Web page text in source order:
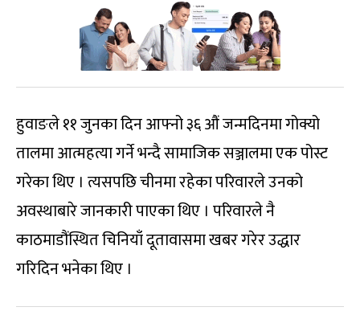
हुवाङले ११ जुनका दिन आफ्नो ३६ औं जन्मदिनमा गोक्यो
तालमा आत्महत्या गर्ने भन्दै सामाजिक सञ्जालमा एक पोस्ट
गरेका थिए । त्यसपछि चीनमा रहेका परिवारले उनको
अवस्थाबारे जानकारी पाएका थिए । परिवारले नै
काठमाडौंस्थित चिनियाँ दूतावासमा खबर गरेर उद्धार
गरिदिन भनेका थिए ।